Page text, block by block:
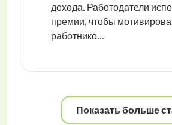
дохода. Работодатели
премии, чтобы
работнико...
Показать больше